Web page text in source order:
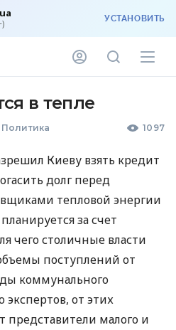
УСТАНОВИТЬ
в тепле
Политика 1097
Киеву взять кредит
долг перед
тепловой энергии
за счет
чего столичные власти
поступлений от
коммунального
от этих
представители малого и